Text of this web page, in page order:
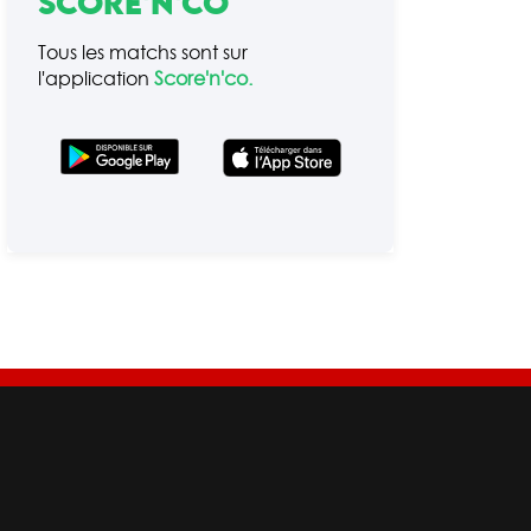
SCORE'N'CO
Tous les matchssont sur
l'application Score'n'co.